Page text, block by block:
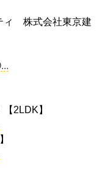
ィ 株式会社東京建
2LDK】